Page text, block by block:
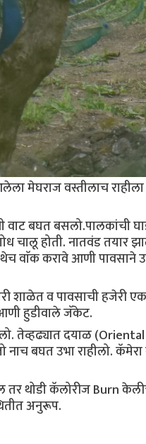
मेघराज वस्तीलाच
वाट बघत बसलो.पालकांची
चालू होती. नातवंड तयार
वाॅक करावे आणी पावसाने
व पावसाची हजेरी
हुडीवाले जॅकेट.
तेव्हढ्यात दयाळ
बघत उभा राहीलो.
तर थोडी कॅलोरीज Burn
अनुरूप.